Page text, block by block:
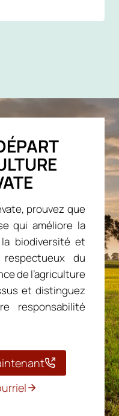
prouvez que
qui améliore la
biodiversité et
du
de l’agriculture
et distinguez
responsabilité